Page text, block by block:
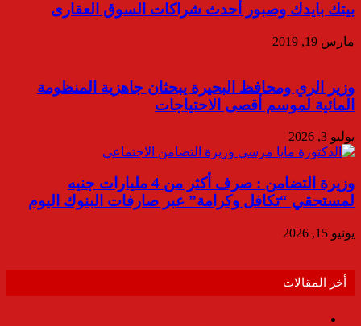
بيتك بايدك وصبور أحدث شراكات السوق العقارى
مارس 19, 2019
وزير الري ومحافظ البحيرة يبحثان جاهزية المنظومة
المائية لموسم أقصى الاحتياجات
يوليو 3, 2026
وزيرة التضامن : صرف أكثر من 4 مليارات جنيه
لمستحقي “تكافل وكرامة” عبر صارفات البنوك اليوم
يونيو 15, 2026
أخر المقالات